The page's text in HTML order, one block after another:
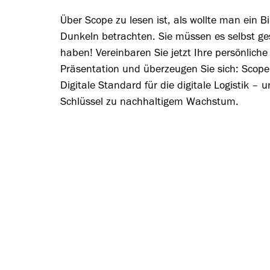
Über Scope zu lesen ist, als wollte man ein
Dunkeln betrachten. Sie müssen es selbst
haben! Vereinbaren Sie jetzt Ihre persönliche
Präsentation und überzeugen Sie sich:
Digitale Standard für die digitale Logistik –
Schlüssel zu nachhaltigem Wachstum.